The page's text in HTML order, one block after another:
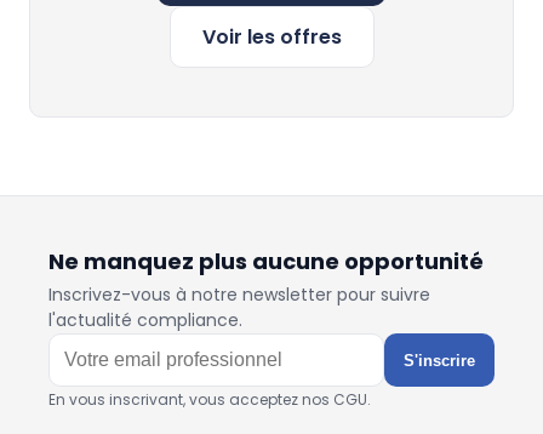
Voir les offres
Ne manquez plus aucune opportunité
Inscrivez-vous à notre newsletter pour suivre
l'actualité compliance.
S'inscrire
En vous inscrivant, vous acceptez nos CGU.